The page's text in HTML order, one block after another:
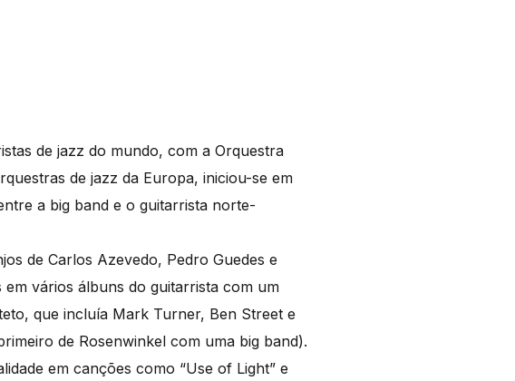
de jazz do mundo, com a Orquestra
de jazz da Europa, iniciou-se em
a big band e o guitarrista norte-
de Carlos Azevedo, Pedro Guedes e
vários álbuns do guitarrista com um
que incluía Mark Turner, Ben Street e
de Rosenwinkel com uma big band).
em canções como “Use of Light” e